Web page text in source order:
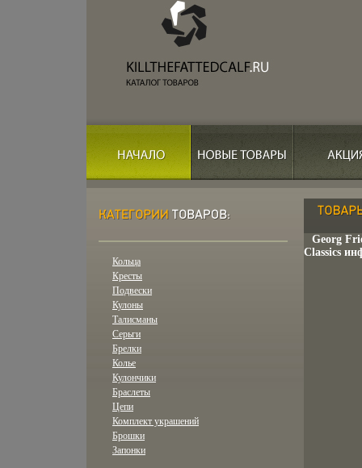
Кольца
Кресты
Подвески
Кулоны
Талисманы
Серьги
Брелки
Колье
Кулончики
Браслеты
Цепи
Комплект украшений
Брошки
Запонки
Georg
Classics